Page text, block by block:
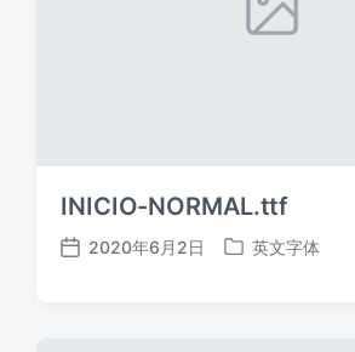
INICIO-NORMAL.ttf
发
2020年6月2日
发
英文字体